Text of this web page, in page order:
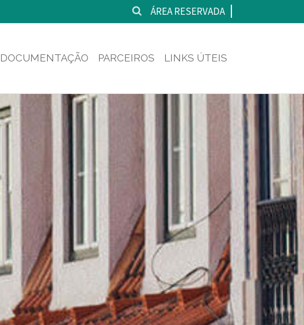
ÁREA RESERVADA
DOCUMENTAÇÃO PARCEIROS LINKS ÚTEIS